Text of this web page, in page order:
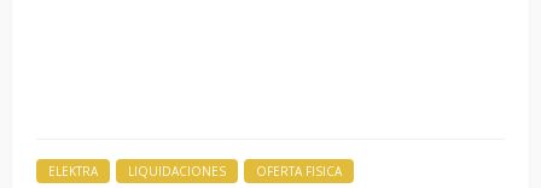
ELEKTRA LIQUIDACIONES OFERTA FISICA